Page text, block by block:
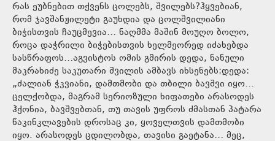
რას ეუბნებით თქვენს ცოლებს, შვილებს?ჰყვებიან,
რომ ჯავშანჟილეტი გაუხდია და ცოლშვილიანი
ბიჭისთვის ჩაუცმევია… ნაღმმა მაშინ მოუღო ბოლო,
როცა დაჭრილი ბიჭებისთვის ხელმეორედ იძახებდა
სასწრაფოს…აგვისტოს ომის გმირის დედა, ნანული
მაკრახიძე საკუთარი შვილის ამბავს იხსენებს:დედა:
„ძალიან ჭკვიანი, დამთმობი და თბილი ბავშვი იყო…
ცელქობდა, მაგრამ სერიოზული ხიფათები არასოდეს
ჰქონია, ბავშვებთან, თუ თავის უფროს ძმასთან პატარა
წაკინკლავების დროსაც კი, ყოველთვის დამთმობი
იყო. არასოდეს ცდილობდა, თავისი გაეტანა… მეც,